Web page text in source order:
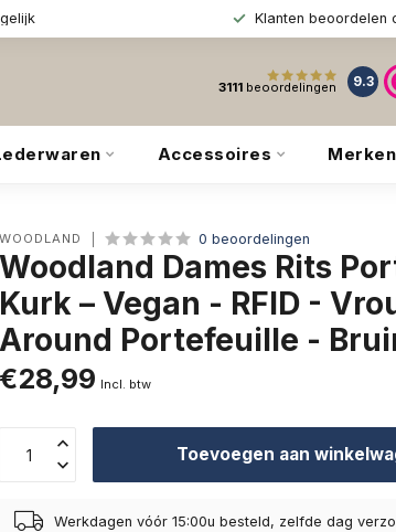
Klanten beoordelen
3111 beoordelingen 9.3
Accessoires Merken
WOODLAND 0 beoordelingen
Woodland Dames Rits
Kurk – Vegan - RFID -
Around Portefeuille -
€28,99 Incl. btw
Toevoegen aan
Werkdagen vóór 15:00u besteld, zelfde dag